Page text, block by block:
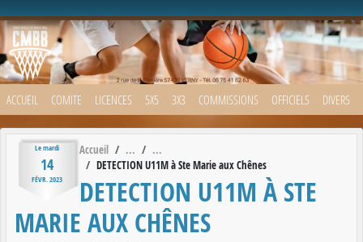
ACCUEIL COMITE LICENCES 5X5 3X3 COMMISSIONS OFFICIELS DIVERS
Lemardi
14
FÉVR.2023
Accueil
DETECTION U11M à Ste Marie aux Chênes
DETECTION U11M À STE
MARIE AUX CHÊNES